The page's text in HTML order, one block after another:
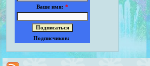
Ваше имя: *
Подписчиков: